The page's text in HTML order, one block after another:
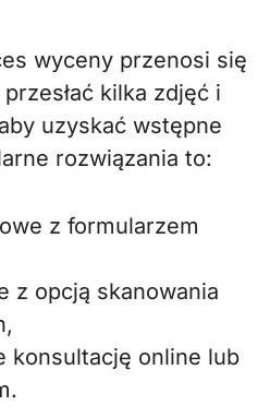
wyceny przenosi się
kilka zdjęć i
uzyskać wstępne
rozwiązania to:
z formularzem
z opcją skanowania
konsultację online lub